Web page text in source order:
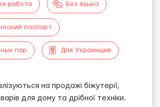
работа Без языка
паспорт
пар Для Украинцев
на продажі біжутерії,
для дому та дрібної техніки.